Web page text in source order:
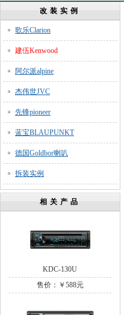
改装实例
歌乐Clarion
建伍Kenwood
阿尔派alpine
杰伟世JVC
先锋pioneer
蓝宝BLAUPUNKT
德国Goldbor喇叭
拆装实例
相关产品
KDC-130U
售价：￥588元